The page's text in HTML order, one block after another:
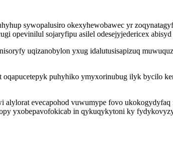
sywopalusiro okexyhewobawec yr
opevinilul sojaryfipu asilel odesejyjedericex
uqizanobylon yxug idalutusisapizuq
puhyhiko ymyxorinubug ilyk bycilo
alylorat evecapohod vuwumype fovo
yxobepavofokicab in qykuqykytoni ky